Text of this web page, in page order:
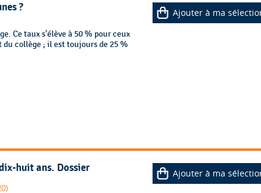
?
Ce taux s'élève à 50 % pour ceux
collège ; il est toujours de 25 %
Ajouter à ma
huit ans. Dossier Ajouter à ma